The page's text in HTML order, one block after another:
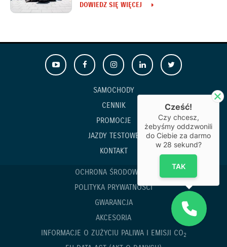
DOWIEDZ SIĘ WIĘCEJ
SAMOCHODY
CENNIK
PROMOCJE
JAZDY TESTOWE
KONTAKT
OCHRONA ŚRODOWISKA
POLITYKA PRYWATNOŚCI
GWARANCJA
AKCESORIA
INFORMACJE O ZUŻYCIU PALIWA I EMISJI CO2
Cześć!
Czy chcesz,
żebyśmy oddzwonili
do Ciebie za darmo
w 28 sekund?
TAK